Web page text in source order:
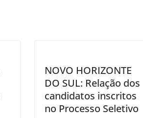
NOVO HORIZONTE
DO SUL: Relação dos
candidatos inscritos
no Processo Seletivo